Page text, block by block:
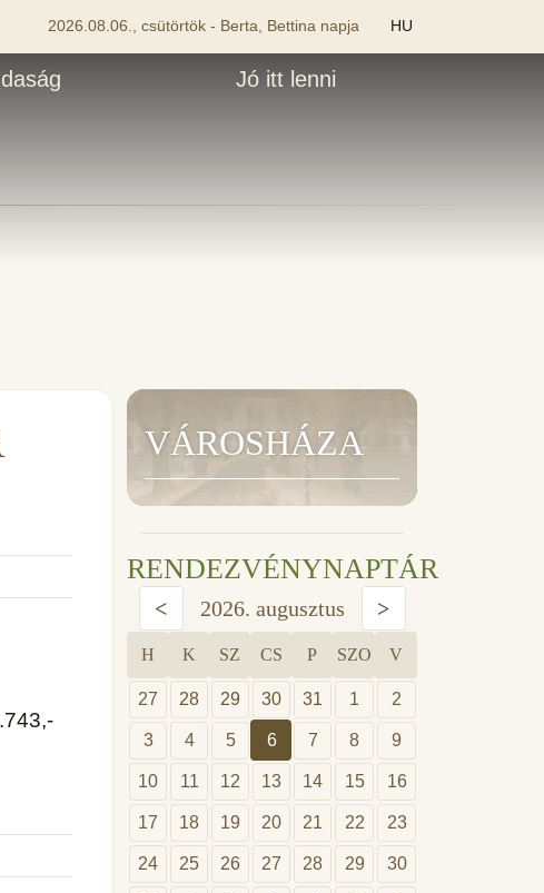
2026.08.06., csütörtök - Berta, Bettina napja HU
Jó itt lenni
VÁROSHÁZA
RENDEZVÉNYNAPTÁR
< 2026. augusztus >
H K SZ CS P SZO V
27 28 29 30 31 1 2
3 4 5 6 7 8 9
10 11 12 13 14 15 16
17 18 19 20 21 22 23
24 25 26 27 28 29 30